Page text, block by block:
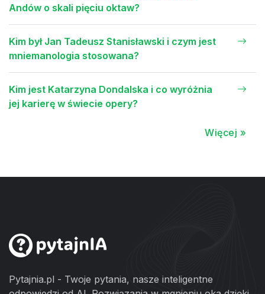
Andów o skali pięciu oktaw?
Kim był Jan Tadeusz Stanisławski i czym jest
mniemanologia stosowana?
Kim jest Katarzyna Dondalska i co wyróżnia
jej karierę w świecie opery?
Więcej »
Pytajnia.pl - Twoje pytania, nasze inteligentne